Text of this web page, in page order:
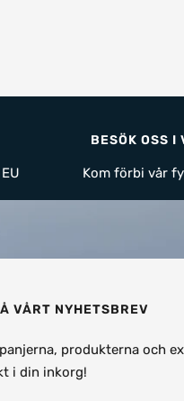
BESÖK OSS I
Kom förbi vår
VÅRT NYHETSBREV
produkterna och
i din inkorg!